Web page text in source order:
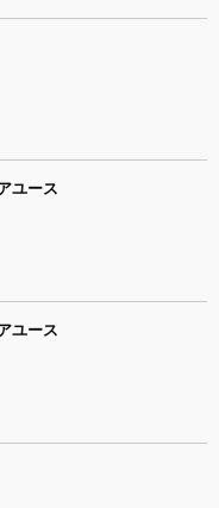
ユース
ユース